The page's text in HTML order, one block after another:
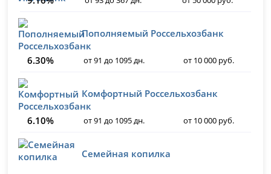
Пополняемый Россельхозбанк
6.30% от 91 до 1095 дн. от 10 000 руб.
Комфортный Россельхозбанк
6.10% от 91 до 1095 дн. от 10 000 руб.
Семейная копилка